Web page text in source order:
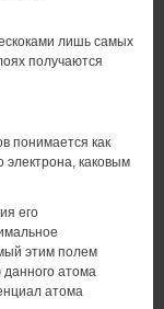
лишь самых
получаются
по­нимается как
электрона, каковым
его
этим полем
атома
атома